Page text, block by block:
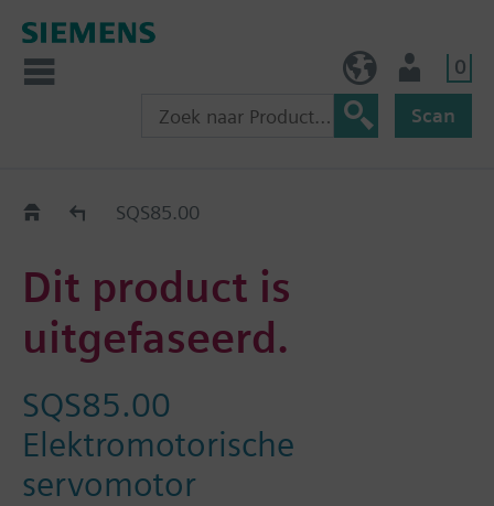
0
Scan
Old2NewSQS85.00
Dit product is
uitgefaseerd.
SQS85.00
Elektromotorische
servomotor